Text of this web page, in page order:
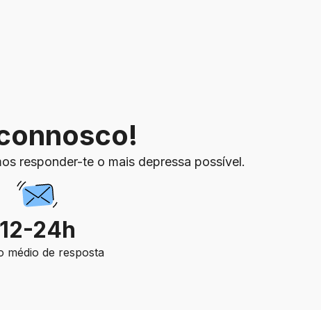
responder-te o mais depressa possível.
12-24h
médio de resposta